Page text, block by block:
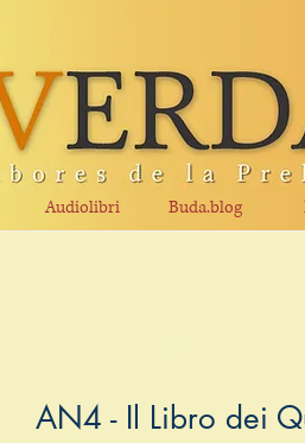
Audiolibri Buda.blog
AN4 - Il Libro dei